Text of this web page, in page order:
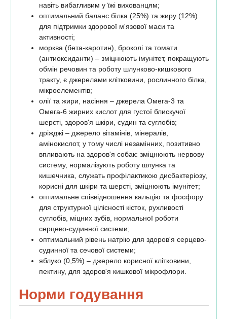
навіть вибагливим у їжі вихованцям;
оптимальний баланс білка (25%) та жиру (12%)
для підтримки здорової м'язової маси та
активності;
морква (бета-каротин), броколі та томати
(антиоксиданти) – зміцнюють імунітет, покращують
обмін речовин та роботу шлунково-кишкового
тракту, є джерелами клітковини, рослинного білка,
мікроелементів;
олії та жири, насіння – джерела Омега-3 та
Омега-6 жирних кислот для густої блискучої
шерсті, здоров'я шкіри, судин та суглобів;
дріжджі – джерело вітамінів, мінералів,
амінокислот, у тому числі незамінних, позитивно
впливають на здоров'я собак: зміцнюють нервову
систему, нормалізують роботу шлунка та
кишечника, служать профілактикою дисбактеріозу,
корисні для шкіри та шерсті, зміцнюють імунітет;
оптимальне співвідношення кальцію та фосфору
для структурної цілісності кісток, рухливості
суглобів, міцних зубів, нормальної роботи
серцево-судинної системи;
оптимальний рівень натрію для здоров'я серцево-
судинної та сечової системи;
яблуко (0,5%) – джерело корисної клітковини,
пектину, для здоров'я кишкової мікрофлори.
Норми годування